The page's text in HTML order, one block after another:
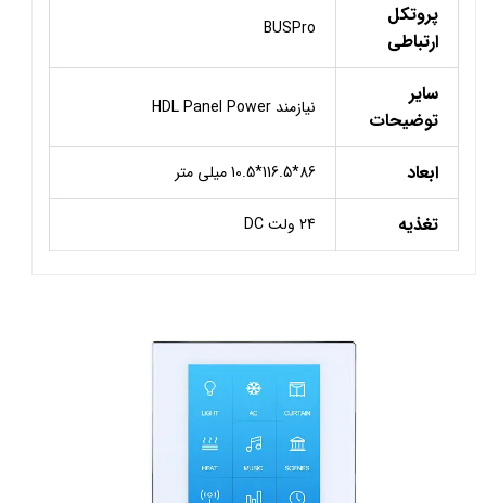
پروتکل
ارتباطی
BUSPro
سایر
توضیحات
نیازمند HDL Panel Power
ابعاد 86*116.5*10.5 میلی متر
تغذیه 24 ولت DC